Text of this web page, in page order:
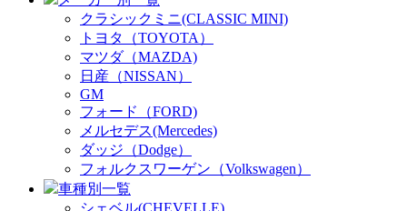
クラシックミニ(CLASSIC MINI)
トヨタ（TOYOTA）
マツダ（MAZDA)
日産（NISSAN）
GM
フォード（FORD)
メルセデス(Mercedes)
ダッジ（Dodge）
フォルクスワーゲン（Volkswagen）
車種別一覧
シェベル(CHEVELLE)